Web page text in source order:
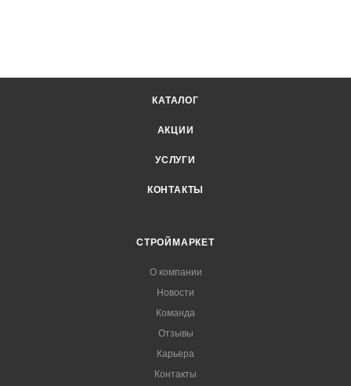
КАТАЛОГ
АКЦИИ
УСЛУГИ
КОНТАКТЫ
СТРОЙМАРКЕТ
О компании
Новости
Команда
Отзывы
Карьера
Контакты